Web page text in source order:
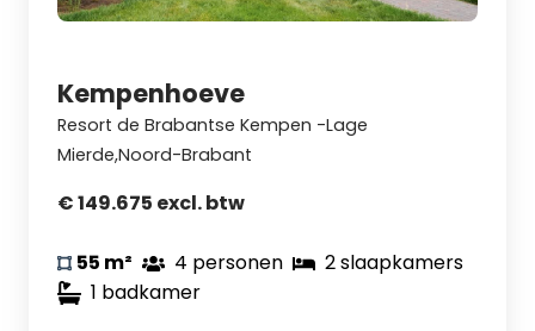
Kempenhoeve
Resort de Brabantse Kempen -Lage
Mierde,Noord-Brabant
€ 149.675 excl. btw
55 m² 4 personen
2 slaapkamers
1 badkamer